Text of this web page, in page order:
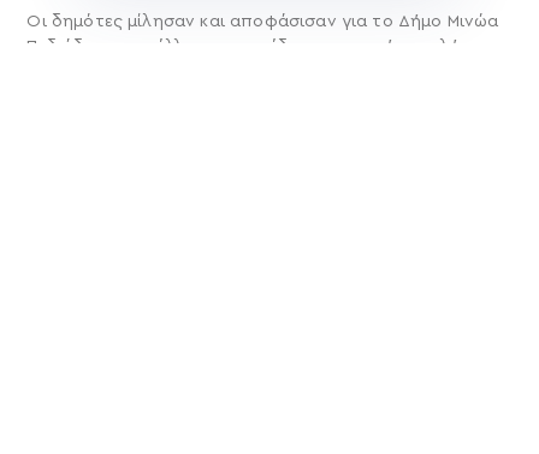
Οι δημότες μίλησαν και αποφάσισαν για το Δήμο Μινώα
Πεδιάδας του μέλλοντος και έδωσαν ισχυρή εντολή στη